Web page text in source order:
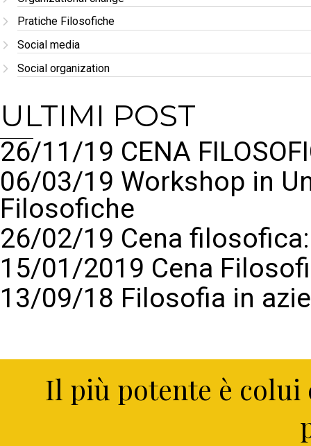
Pratiche Filosofiche
Social media
Social organization
ULTIMI POST
26/11/19 CENA
06/03/19 Workshop in
Filosofiche
26/02/19 Cena filosofica:
15/01/2019 Cena
13/09/18 Filosofia in
Il più potente è colui